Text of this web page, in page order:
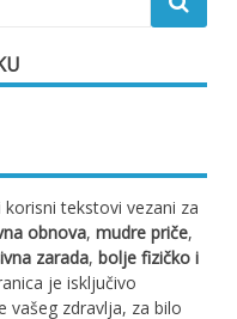
tekstovi vezani za
obnova, mudre priče,
zarada, bolje fizičko i
je isključivo
vašeg zdravlja, za bilo